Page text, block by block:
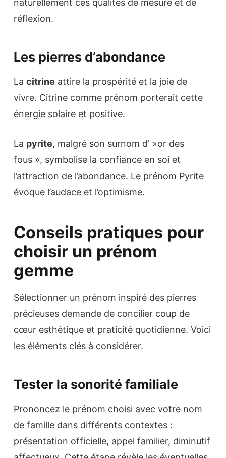
naturellement ces qualités de mesure et de
réflexion.
Les pierres d’abondance
La citrine attire la prospérité et la joie de
vivre. Citrine comme prénom porterait cette
énergie solaire et positive.
La pyrite, malgré son surnom d' »or des
fous », symbolise la confiance en soi et
l’attraction de l’abondance. Le prénom Pyrite
évoque l’audace et l’optimisme.
Conseils pratiques pour
choisir un prénom
gemme
Sélectionner un prénom inspiré des pierres
précieuses demande de concilier coup de
cœur esthétique et praticité quotidienne. Voici
les éléments clés à considérer.
Tester la sonorité familiale
Prononcez le prénom choisi avec votre nom
de famille dans différents contextes :
présentation officielle, appel familier, diminutif